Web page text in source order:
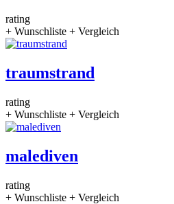
rating
+ Wunschliste + Vergleich
traumstrand
rating
+ Wunschliste + Vergleich
malediven
rating
+ Wunschliste + Vergleich